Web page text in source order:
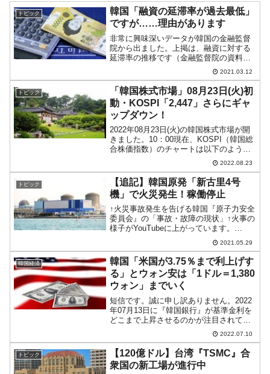
トピック
韓国「融資の延滞率が過去最低」
ですが……理由があります
非常に興味深いデータが韓国の金融監督
院から出ました。上掲は、融資に対する
延滞率の推移です（金融監督院の資料か
ら引用）。お金を借りて返済期限までに
返せず、延滞している率です。2021年01
月末時点では「0.31％」で非常に低いこ
とがお分かりい...
2021.03.12
トピック
「韓国株式市場」08月23日(火)初
動・KOSPI「2,447」さらにギャ
ップダウン！
2022年08月23日(火)の韓国株式市場が開
きました。10：00現在、KOSPI（韓国総
合株価指数）のチャートは以下のように
『Investing.com』より引用）。前日から
さらにギャップダウンして始まりまし
た。K...
2022.08.23
トピック
【追記】韓国原発「新古里4号
機」で火災発生！稼働停止
↑火災事故発生を告げる韓国『原子力安全
委員会』の「事故・故障の現状」↑火事の
様子がYouTubeに上がっています。
『MBC』の公式チャネル2021年05月29
日、午前09時28日ごろ、韓国・蔚山市の
新古里原発4号機で火災が発生しました。
すぐ...
2021.05.29
韓国経済
韓国「米国が3.75％まで利上げす
る」とウォン安は「1ドル＝1,380
ウォン」までいく
短信です。誠に申し訳ありません。2022
年07月13日に『韓国銀行』が基準金利を
どこまで上昇させるのかが注目されてい
ますが、『亜洲経済（日本語版）』に興
味深い記事が出ました。以下に記事の一
部を引用します。（前略）韓国金融研究
院のキム・ヒョン...
2022.07.10
トピック
【120億ドル】台湾『TSMC』合
衆国の新工場が進行中